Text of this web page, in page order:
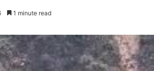
1 minute read